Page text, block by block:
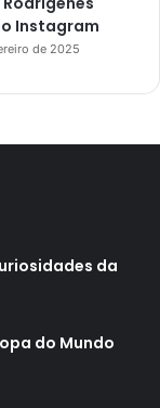
Instagram
de 2025
da
do Mundo